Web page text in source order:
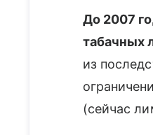
До 2007
табачных
из
(сейчас